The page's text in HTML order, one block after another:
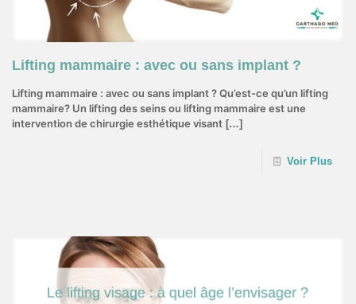
Lifting mammaire : avec ou sans implant ?
Lifting mammaire : avec ou sans implant ? Qu’est-ce qu’un lifting
mammaire? Un lifting des seins ou lifting mammaire est une
intervention de chirurgie esthétique visant […]
Voir Plus